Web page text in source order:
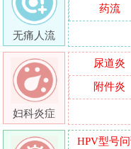
无痛人流
药流
妇科炎症
尿道炎
附件炎
HPV型号